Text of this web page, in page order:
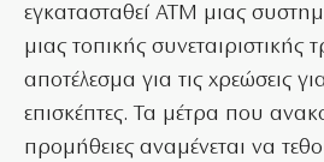
εγκατασταθεί ΑΤΜ μιας
μιας τοπικής συνεταιριστικής
αποτέλεσμα για τις χρεώσεις
επισκέπτες. Τα μέτρα που
προμήθειες αναμένεται να